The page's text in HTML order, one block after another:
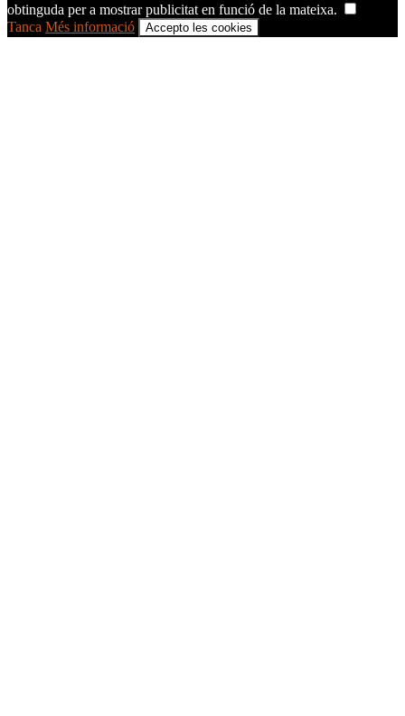
obtinguda per a mostrar publicitat en funció de la mateixa.
Tanca Més informació Accepto les cookies